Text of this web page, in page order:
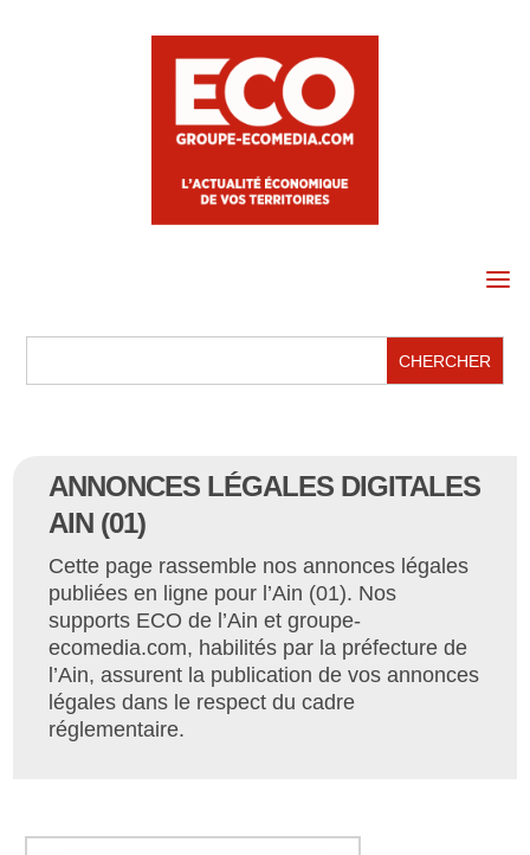
a
ANNONCES LÉGALES DIGITALES
AIN (01)
Cette page rassemble nos annonces légales
publiées en ligne pour l’Ain (01). Nos
supports ECO de l’Ain et groupe-
ecomedia.com, habilités par la préfecture de
l’Ain, assurent la publication de vos annonces
légales dans le respect du cadre
réglementaire.